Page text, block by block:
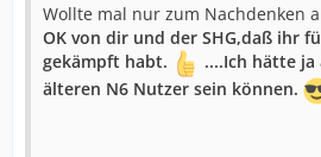
Wollte mal nur zum Nachdenken
OK von dir und der SHG,daß ihr
gekämpft habt.
....Ich hätte ja
älteren N6 Nutzer sein können.